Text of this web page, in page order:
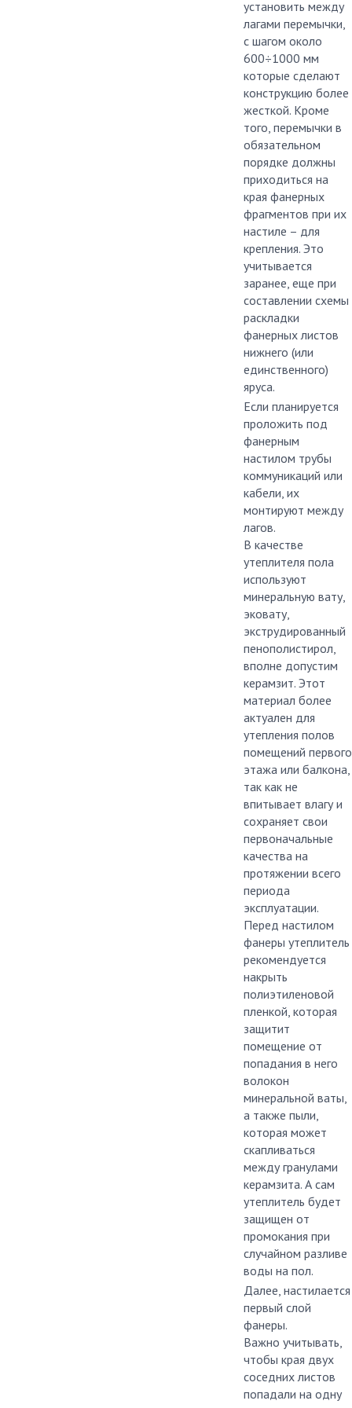
установить между
лагами перемычки,
с шагом около
600÷1000 мм
которые сделают
конструкцию более
жесткой. Кроме
того, перемычки в
обязательном
порядке должны
приходиться на
края фанерных
фрагментов при их
настиле – для
крепления. Это
учитывается
заранее, еще при
составлении схемы
раскладки
фанерных листов
нижнего (или
единственного)
яруса.
Если планируется
проложить под
фанерным
настилом трубы
коммуникаций или
кабели, их
монтируют между
лагов.
В качестве
утеплителя пола
используют
минеральную вату,
эковату,
экструдированный
пенополистирол,
вполне допустим
керамзит. Этот
материал более
актуален для
утепления полов
помещений первого
этажа или балкона,
так как не
впитывает влагу и
сохраняет свои
первоначальные
качества на
протяжении всего
периода
эксплуатации.
Перед настилом
фанеры утеплитель
рекомендуется
накрыть
полиэтиленовой
пленкой, которая
защитит
помещение от
попадания в него
волокон
минеральной ваты,
а также пыли,
которая может
скапливаться
между гранулами
керамзита. А сам
утеплитель будет
защищен от
промокания при
случайном разливе
воды на пол.
Далее, настилается
первый слой
фанеры.
Важно учитывать,
чтобы края двух
соседних листов
попадали на одну